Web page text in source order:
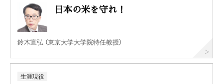
日本の米を守れ！
鈴木宣弘 （東京大学大学院特任教授）
生涯現役